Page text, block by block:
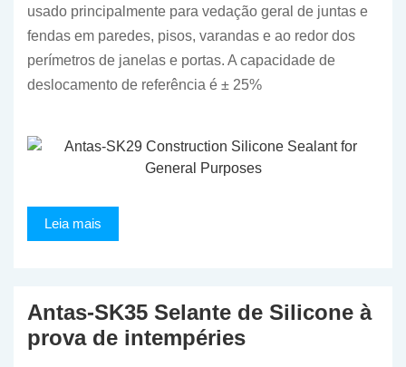
usado principalmente para vedação geral de juntas e
fendas em paredes, pisos, varandas e ao redor dos
perímetros de janelas e portas. A capacidade de
deslocamento de referência é ± 25%
Leia mais
Antas-SK35 Selante de Silicone à
prova de intempéries